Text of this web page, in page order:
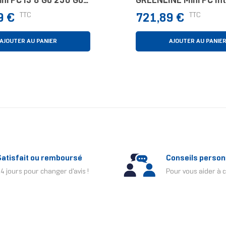
11 Pro Noir
€ TTC
AJOUTER AU PANIER
5 16 Go 500 Go
Pro Noir
Prix
721,89 € TTC
AJOUTER AU PANIER
ou remboursé
jours pour changer d'avis !
Conseils
Pour vous aider à